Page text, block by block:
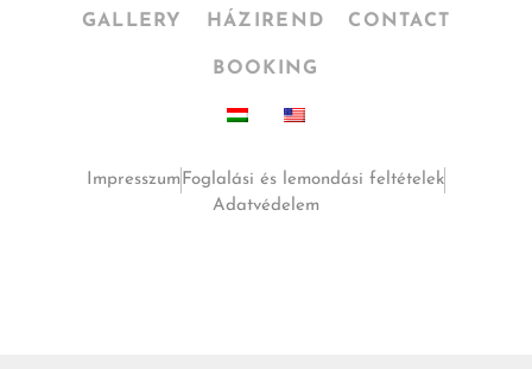
GALLERY HÁZIREND CONTACT
BOOKING
Impresszum Foglalási és lemondási feltételek
Adatvédelem